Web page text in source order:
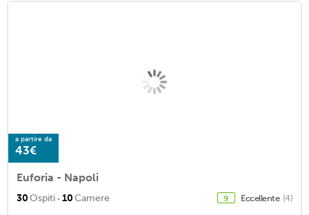
a partire da
43€
Euforia - Napoli
30Ospiti · 10Camere 9 Eccellente (4)